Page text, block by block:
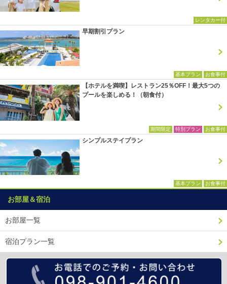
レンタカー付
早期割引プラン
基本プラン お食事付
【ホテルを満喫】レストラン25％OFF！最大5つの
プールを楽しめる！（朝食付）
期間限定 特別プラン お食事付
シンプルステイプラン
基本プラン お食事付
お部屋＆宿泊
お部屋一覧
宿泊プラン一覧